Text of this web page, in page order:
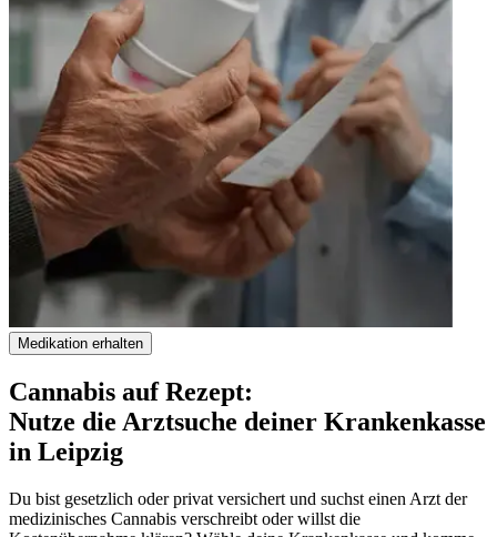
Medikation erhalten
Cannabis auf Rezept:
Nutze die Arztsuche deiner Krankenkasse
in Leipzig
Du bist gesetzlich oder privat versichert und suchst einen Arzt der
medizinisches Cannabis verschreibt oder willst die